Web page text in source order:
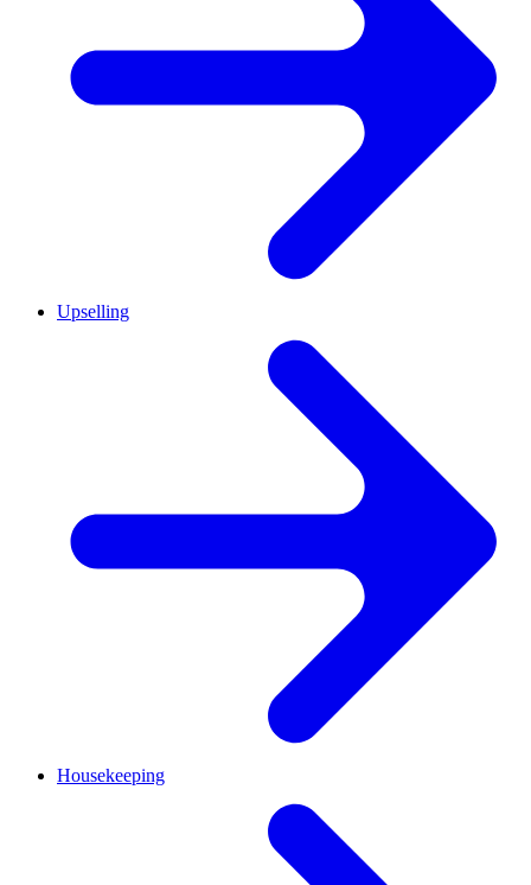
Upselling
Housekeeping